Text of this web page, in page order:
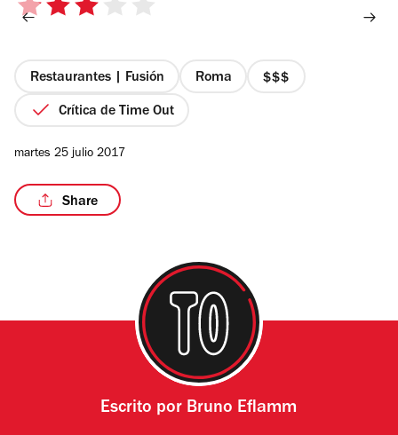
3
estrellas
Restaurantes | Fusión Roma
precio
Crítica de Time Out
martes 25 julio 2017
Share
Escrito por Bruno Eflamm